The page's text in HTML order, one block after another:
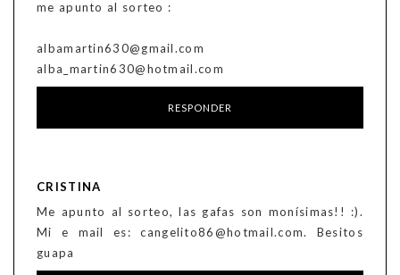
me apunto al sorteo :
albamartin630@gmail.com
alba_martin630@hotmail.com
RESPONDER
CRISTINA
Me apunto al sorteo, las gafas son monísimas!! :).
Mi e mail es: cangelito86@hotmail.com. Besitos
guapa